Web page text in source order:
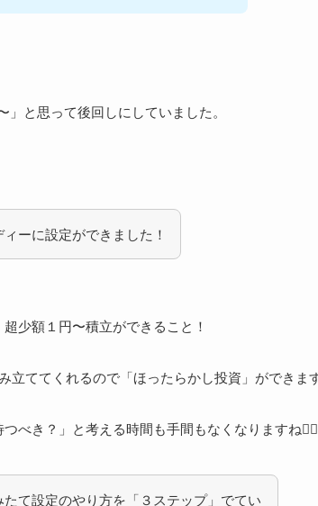
と思って後回しにしていました。
ーに設定ができました！
少額１円〜積立ができること！
立ててくれるので「ほったらかし投資」ができま
べき？」と考える時間も手間もなくなりますね🙆‍♂️
て設定のやり方を「３ステップ」でてい